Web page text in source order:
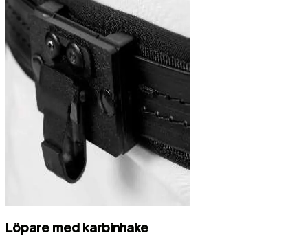
Löpare med karbinhake